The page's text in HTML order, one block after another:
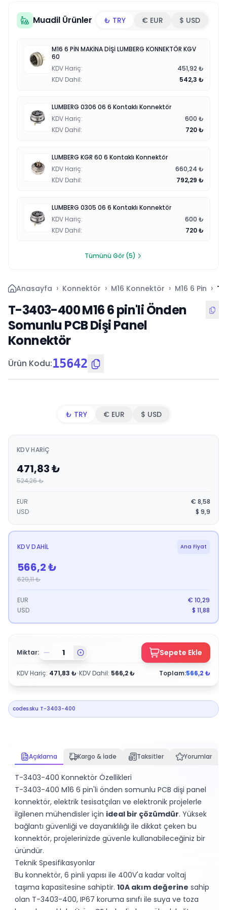
Muadil Ürünler ₺ TRY € EUR $ USD
M16 6 PİN MAKİNA DİŞİ LUMBERG KONNEKTÖR KGV
60
KDV Hariç: 451,92 ₺
KDV Dahil: 542,3 ₺
LUMBERG 0306 06 6 Kontaklı Konnektör
KDV Hariç: 600 ₺
KDV Dahil: 720₺
LUMBERG KGR 60 6 Kontaklı Konnektör
KDV Hariç: 660,24 ₺
KDV Dahil: 792,29 ₺
LUMBERG 0305 06 6 Kontaklı Konnektör
KDV Hariç: 600 ₺
KDV Dahil: 720₺
Tümünü Gör (5)
Anasayfa › Konnektör › M16 Konnektör › M16 6 Pin › T-
T-3403-400 M16 6 pin'li Önden
Somunlu PCB Dişi Panel
Konnektör
Ürün Kodu:15642
₺ TRY € EUR $ USD
KDV HARIÇ
471,83₺
524,26₺
EUR € 8,58
USD
$ 9,9
KDV DAHIL Ana Fiyat
566,2₺
629,11₺
EUR € 10,29
USD
$ 11,88
Miktar: Sepete Ekle
KDV Hariç: 471,83 ₺•KDV Dahil: 566,2₺ Toplam:566,2 ₺
codes.sku T-3403-400
Açıklama Kargo & İade Taksitler Yorumlar
T-3403-400 Konnektör Özellikleri
T-3403-400 M16 6 pin'li önden somunlu PCB dişi panel
konnektör, elektrik tesisatçıları ve elektronik projelerle
ilgilenen mühendisler için ideal bir çözümdür. Yüksek
bağlantı güvenliği ve dayanıklılığı ile dikkat çeken bu
konnektör, projelerinizde güvenle kullanabileceğiniz bir
üründür.
Teknik Spesifikasyonlar
Bu konnektör, 6 pinli yapısı ile 400V'a kadar voltaj
taşıma kapasitesine sahiptir. 10A akım değerine sahip
olan T-3403-400, IP67 koruma sınıfı ile suya ve toza